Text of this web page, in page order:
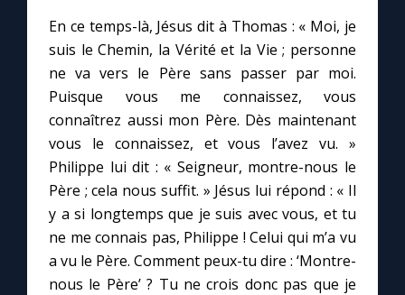
Prier au quotidien
Avec Thérèse de Lisieux
L'Évangile chaque jour
Les premiers samedis du mois
Marie qui défait les nœuds
En ce temps-là, Jésus dit à Thomas : « Moi, je
suis le Chemin, la Vérité et la Vie ; personne
ne va vers le Père sans passer par moi.
Puisque vous me connaissez, vous
connaîtrez aussi mon Père. Dès maintenant
vous le connaissez, et vous l’avez vu. »
Philippe lui dit : « Seigneur, montre-nous le
Père ; cela nous suffit. » Jésus lui répond : « Il
y a si longtemps que je suis avec vous, et tu
ne me connais pas, Philippe ! Celui qui m’a vu
a vu le Père. Comment peux-tu dire : ‘Montre-
nous le Père’ ? Tu ne crois donc pas que je